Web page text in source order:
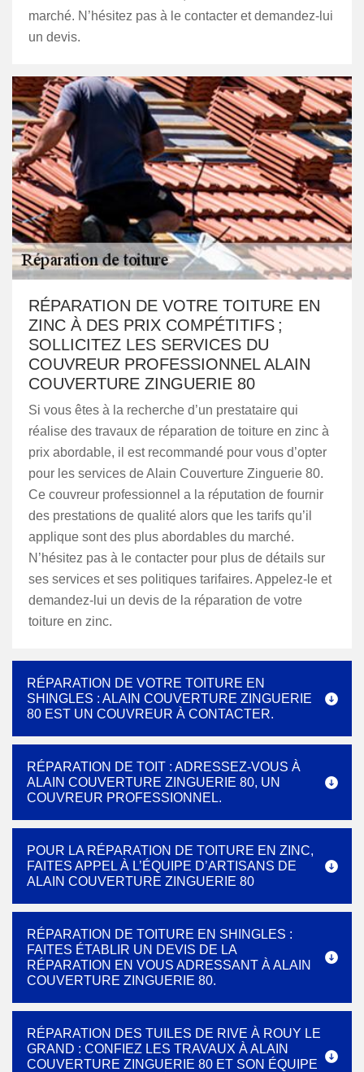
marché. N’hésitez pas à le contacter et demandez-lui
un devis.
RÉPARATION DE VOTRE TOITURE EN
ZINC À DES PRIX COMPÉTITIFS ;
SOLLICITEZ LES SERVICES DU
COUVREUR PROFESSIONNEL ALAIN
COUVERTURE ZINGUERIE 80
Si vous êtes à la recherche d’un prestataire qui
réalise des travaux de réparation de toiture en zinc à
prix abordable, il est recommandé pour vous d’opter
pour les services de Alain Couverture Zinguerie 80.
Ce couvreur professionnel a la réputation de fournir
des prestations de qualité alors que les tarifs qu’il
applique sont des plus abordables du marché.
N’hésitez pas à le contacter pour plus de détails sur
ses services et ses politiques tarifaires. Appelez-le et
demandez-lui un devis de la réparation de votre
toiture en zinc.
RÉPARATION DE VOTRE TOITURE EN
SHINGLES : ALAIN COUVERTURE ZINGUERIE
80 EST UN COUVREUR À CONTACTER.
RÉPARATION DE TOIT : ADRESSEZ-VOUS À
ALAIN COUVERTURE ZINGUERIE 80, UN
COUVREUR PROFESSIONNEL.
POUR LA RÉPARATION DE TOITURE EN ZINC,
FAITES APPEL À L’ÉQUIPE D’ARTISANS DE
ALAIN COUVERTURE ZINGUERIE 80
RÉPARATION DE TOITURE EN SHINGLES :
FAITES ÉTABLIR UN DEVIS DE LA
RÉPARATION EN VOUS ADRESSANT À ALAIN
COUVERTURE ZINGUERIE 80.
RÉPARATION DES TUILES DE RIVE À ROUY LE
GRAND : CONFIEZ LES TRAVAUX À ALAIN
COUVERTURE ZINGUERIE 80 ET SON ÉQUIPE